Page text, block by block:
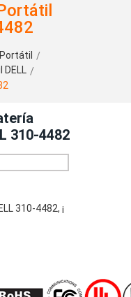
DELL
310-4482
310-4482, ¡